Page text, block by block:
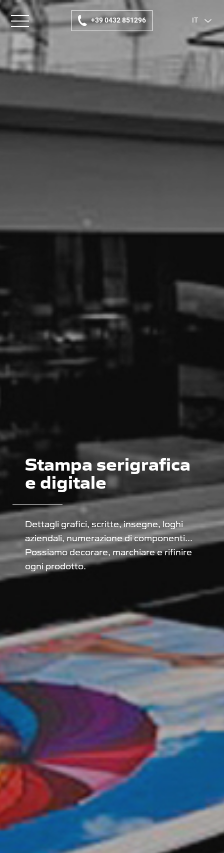
+39 0432 851296 IT
Stampa serigrafica
e digitale
Dettagli grafici, scritte, insegne, loghi
aziendali, numerazione di componenti...
Possiamo decorare, marchiare e rifinire
ogni prodotto.